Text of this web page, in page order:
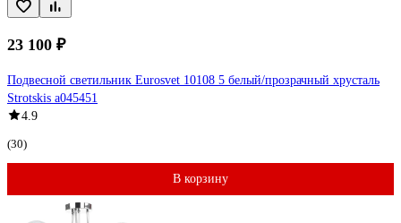
23 100 ₽
Подвесной светильник Eurosvet 10108 5 белый/прозрачный хрусталь
Strotskis a045451
4.9
(30)
В корзину